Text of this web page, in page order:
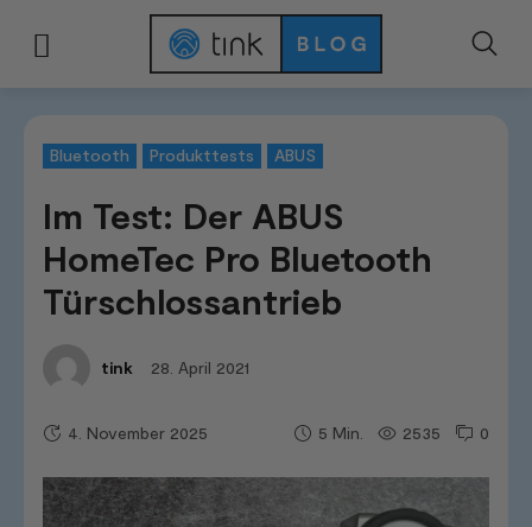
Bluetooth Produkttests ABUS
Im Test: Der ABUS
HomeTec Pro Bluetooth
Türschlossantrieb
tink 28. April 2021
0
2535
5 Min.
4. November 2025